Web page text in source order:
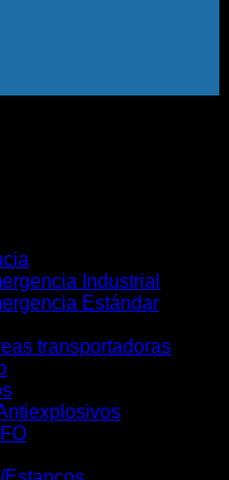
Industrial
Estándar
transportadoras